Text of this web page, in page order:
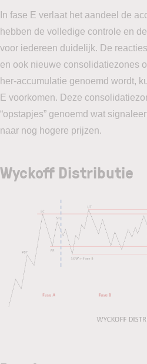
In fase E verlaat het aandeel de
hebben de volledige controle en
voor iedereen duidelijk. De
en ook nieuwe consolidatiezones
her-accumulatie genoemd wordt,
E voorkomen. Deze
“opstapjes” genoemd wat
naar nog hogere prijzen.
Wyckoff Distributie